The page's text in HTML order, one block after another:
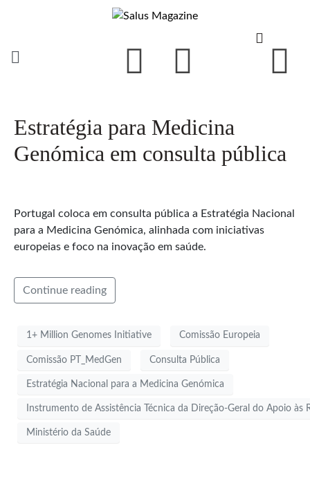
Estratégia para Medicina
Genómica em consulta pública
Portugal coloca em consulta pública a Estratégia Nacional
para a Medicina Genómica, alinhada com iniciativas
europeias e foco na inovação em saúde.
Continue reading
1+ Million Genomes Initiative Comissão Europeia
Comissão PT_MedGen Consulta Pública
Estratégia Nacional para a Medicina Genómica
Instrumento de Assistência Técnica da Direção-Geral do Apoio às
Ministério da Saúde